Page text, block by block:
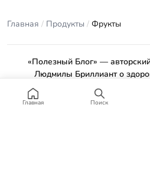
Главная / Продукты / Фрукты
«Полезный Блог» —
Людмилы Бриллиант о
продуктов и
Материалы сайта носят
Главная Поиск